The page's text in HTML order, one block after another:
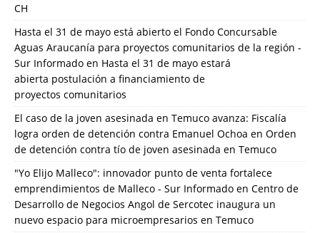
CH
Hasta el 31 de mayo está abierto el Fondo Concursable
Aguas Araucanía para proyectos comunitarios de la región -
Sur Informado en Hasta el 31 de mayo estará
abierta postulación a financiamiento de
proyectos comunitarios
El caso de la joven asesinada en Temuco avanza: Fiscalía
logra orden de detención contra Emanuel Ochoa en Orden
de detención contra tío de joven asesinada en Temuco
"Yo Elijo Malleco": innovador punto de venta fortalece
emprendimientos de Malleco - Sur Informado en Centro de
Desarrollo de Negocios Angol de Sercotec inaugura un
nuevo espacio para microempresarios en Temuco